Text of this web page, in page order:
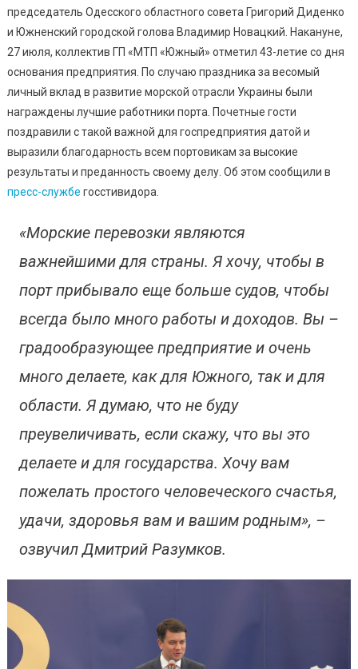
председатель Одесского областного совета Григорий Диденко
и Южненский городской голова Владимир Новацкий. Накануне,
27 июля, коллектив ГП «МТП «Южный» отметил 43-летие со дня
основания предприятия. По случаю праздника за весомый
личный вклад в развитие морской отрасли Украины были
награждены лучшие работники порта. Почетные гости
поздравили с такой важной для госпредприятия датой и
выразили благодарность всем портовикам за высокие
результаты и преданность своему делу. Об этом сообщили в
пресс-службе госстивидора.
«Морские перевозки являются
важнейшими для страны. Я хочу, чтобы в
порт прибывало еще больше судов, чтобы
всегда было много работы и доходов. Вы –
градообразующее предприятие и очень
много делаете, как для Южного, так и для
области. Я думаю, что не буду
преувеличивать, если скажу, что вы это
делаете и для государства. Хочу вам
пожелать простого человеческого счастья,
удачи, здоровья вам и вашим родным», –
озвучил Дмитрий Разумков.